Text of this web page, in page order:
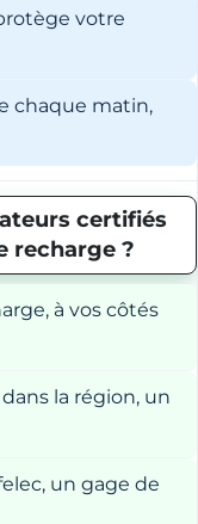
votre
chaque matin,
certifiés
recharge ?
à vos côtés
la région, un
un gage de